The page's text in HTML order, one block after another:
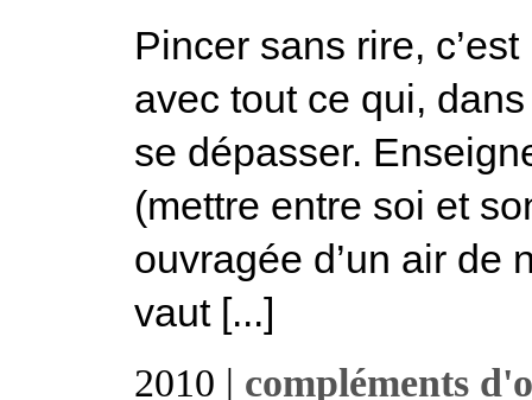
Pincer sans rire,
avec tout ce qui,
se dépasser.
(mettre entre soi et
ouvragée d’un air de
vaut [...]
2010 | compléments